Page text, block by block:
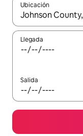
Ubicación
Cuando los
Llegada
Salida